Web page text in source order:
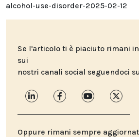
alcohol-use-disorder-2025-02-12
Se l'articolo ti è piaciuto rimani
sui
nostri canali social seguendoci
Oppure rimani sempre